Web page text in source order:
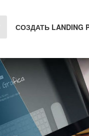
СОЗДАТЬ LANDING